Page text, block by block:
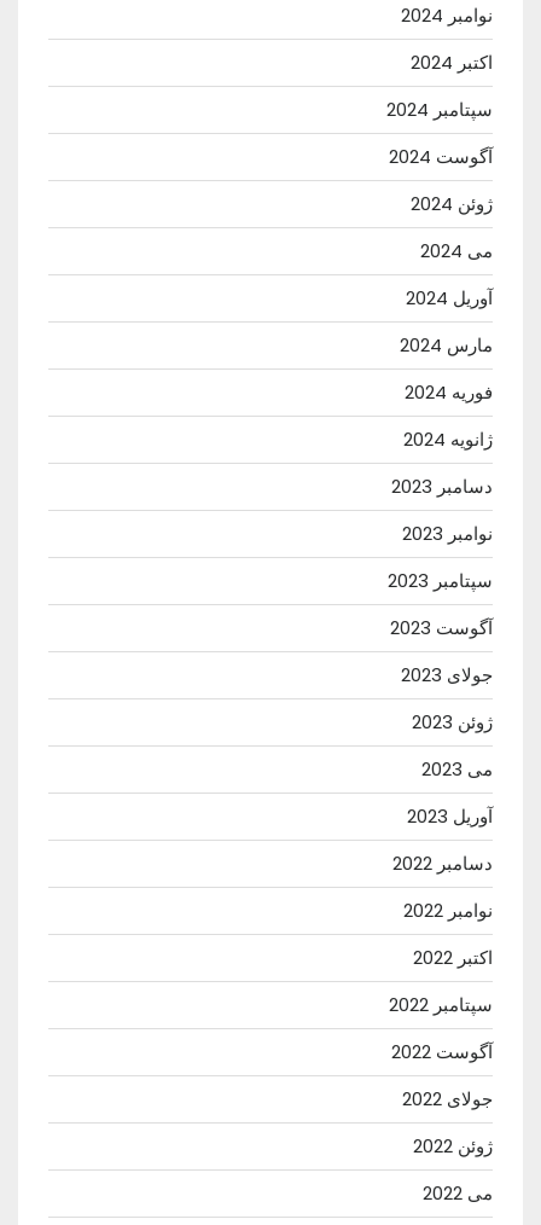
نوامبر 2024
اکتبر 2024
سپتامبر 2024
آگوست 2024
ژوئن 2024
می 2024
آوریل 2024
مارس 2024
فوریه 2024
ژانویه 2024
دسامبر 2023
نوامبر 2023
سپتامبر 2023
آگوست 2023
جولای 2023
ژوئن 2023
می 2023
آوریل 2023
دسامبر 2022
نوامبر 2022
اکتبر 2022
سپتامبر 2022
آگوست 2022
جولای 2022
ژوئن 2022
می 2022